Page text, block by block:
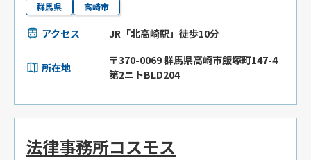
群馬県 高崎市
アクセス JR「北高崎駅」徒歩10分
所在地
〒370-0069 群馬県高崎市飯塚町147-4
第2ニトBLD204
法律事務所コスモス